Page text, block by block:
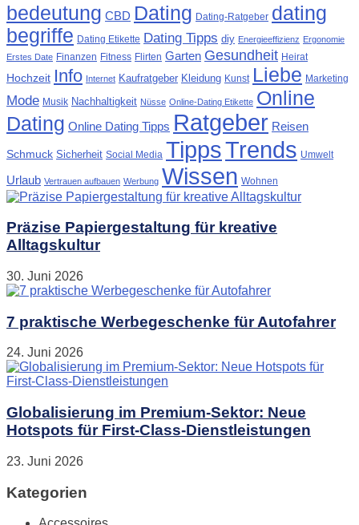
bedeutung CBD Dating Dating-Ratgeber dating
begriffe Dating Etikette Dating Tipps diy Energieeffizienz Ergonomie
Erstes Date Finanzen Fitness Flirten Garten Gesundheit Heirat
Hochzeit Info Internet Kaufratgeber Kleidung Kunst Liebe Marketing
Mode Musik Nachhaltigkeit Nüsse Online-Dating Etikette Online
Dating Online Dating Tipps Ratgeber Reisen
Schmuck Sicherheit Social Media TippsTrends Umwelt
Urlaub Vertrauen aufbauen Werbung Wissen Wohnen
Präzise Papiergestaltung für kreative
Alltagskultur
30. Juni 2026
7 praktische Werbegeschenke für Autofahrer
24. Juni 2026
Globalisierung im Premium-Sektor: Neue
Hotspots für First-Class-Dienstleistungen
23. Juni 2026
Kategorien